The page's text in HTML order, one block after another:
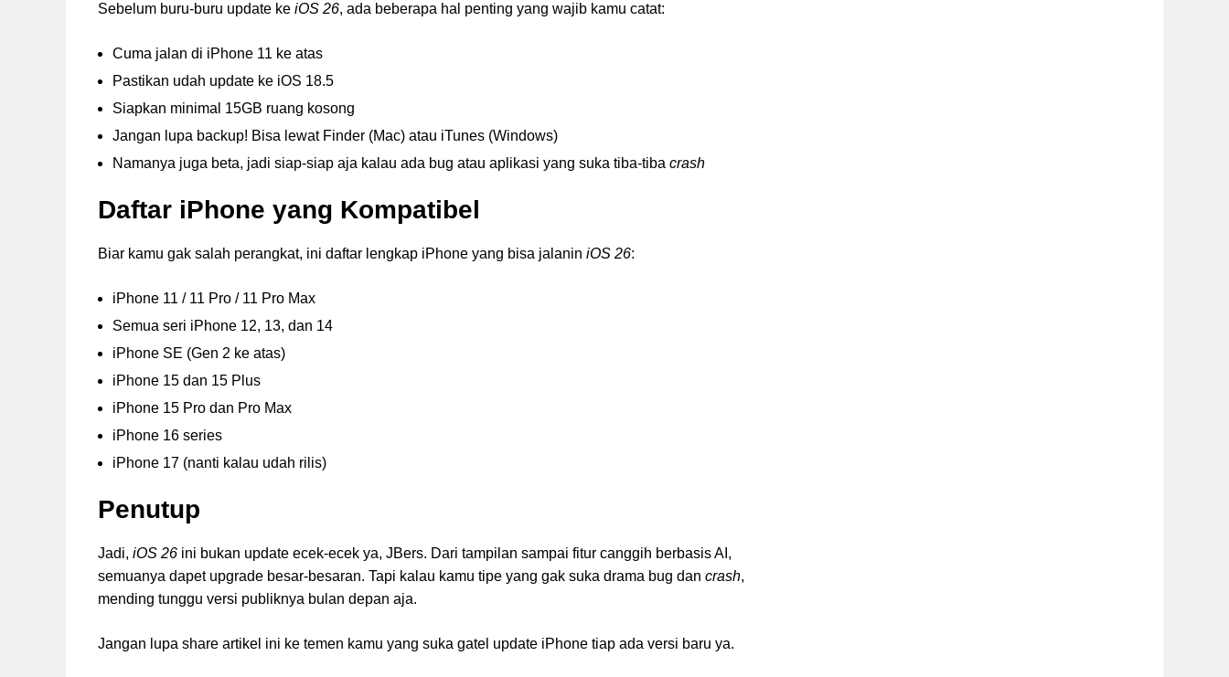
Sebelum buru-buru update ke iOS 26, ada beberapa hal penting yang wajib kamu catat:
Cuma jalan di iPhone 11 ke atas
Pastikan udah update ke iOS 18.5
Siapkan minimal 15GB ruang kosong
Jangan lupa backup! Bisa lewat Finder (Mac) atau iTunes (Windows)
Namanya juga beta, jadi siap-siap aja kalau ada bug atau aplikasi yang suka tiba-tiba crash
Daftar iPhone yang Kompatibel
Biar kamu gak salah perangkat, ini daftar lengkap iPhone yang bisa jalanin iOS 26:
iPhone 11 / 11 Pro / 11 Pro Max
Semua seri iPhone 12, 13, dan 14
iPhone SE (Gen 2 ke atas)
iPhone 15 dan 15 Plus
iPhone 15 Pro dan Pro Max
iPhone 16 series
iPhone 17 (nanti kalau udah rilis)
Penutup
Jadi, iOS 26 ini bukan update ecek-ecek ya, JBers. Dari tampilan sampai fitur canggih berbasis AI,
semuanya dapet upgrade besar-besaran. Tapi kalau kamu tipe yang gak suka drama bug dan crash,
mending tunggu versi publiknya bulan depan aja.
Jangan lupa share artikel ini ke temen kamu yang suka gatel update iPhone tiap ada versi baru ya.